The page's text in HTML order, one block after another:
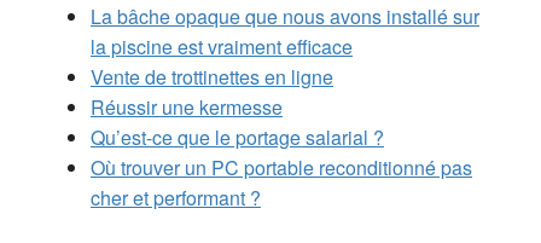
La bâche opaque que nous avons installé sur
la piscine est vraiment efficace
Vente de trottinettes en ligne
Réussir une kermesse
Qu’est-ce que le portage salarial ?
Où trouver un PC portable reconditionné pas
cher et performant ?